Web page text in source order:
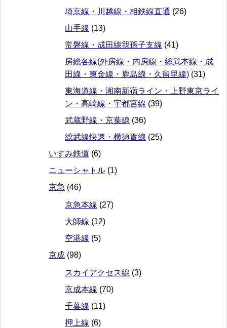
埼京線・川越線・相鉄線直通 (26)
山手線 (13)
常磐線・成田線我孫子支線 (41)
房総各線(外房線・内房線・総武本線・成
田線・東金線・鹿島線・久留里線) (31)
東海道線・湘南新宿ライン・上野東京ライ
ン・高崎線・宇都宮線 (39)
武蔵野線・京葉線 (36)
総武線快速・横須賀線 (25)
いすみ鉄道 (6)
ニューシャトル (1)
京急 (46)
京急本線 (27)
大師線 (12)
空港線 (5)
京成 (98)
スカイアクセス線 (3)
京成本線 (70)
千葉線 (11)
押上線 (6)